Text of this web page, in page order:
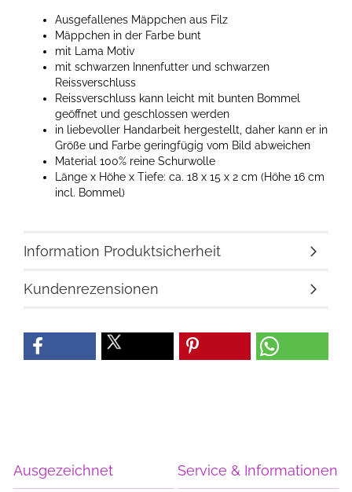
Ausgefallenes Mäppchen aus Filz
Mäppchen in der Farbe bunt
mit Lama Motiv
mit schwarzen Innenfutter und schwarzen
Reissverschluss
Reissverschluss kann leicht mit bunten Bommel
geöffnet und geschlossen werden
in liebevoller Handarbeit hergestellt, daher kann er in
Größe und Farbe geringfügig vom Bild abweichen
Material 100% reine Schurwolle
Länge x Höhe x Tiefe: ca. 18 x 15 x 2 cm (Höhe 16 cm
incl. Bommel)
Information Produktsicherheit
Kundenrezensionen
Ausgezeichnet Service & Informationen